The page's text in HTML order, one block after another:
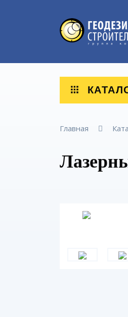
Главная